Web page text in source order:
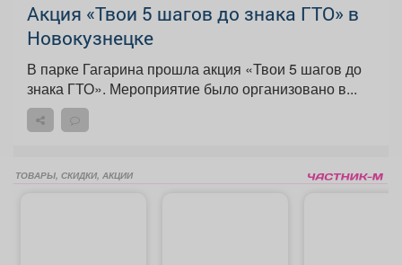
Акция «Твои 5 шагов до знака ГТО» в
Новокузнецке
В парке Гагарина прошла акция «Твои 5 шагов до
знака ГТО». Мероприятие было организовано в...
ТОВАРЫ, СКИДКИ, АКЦИИ